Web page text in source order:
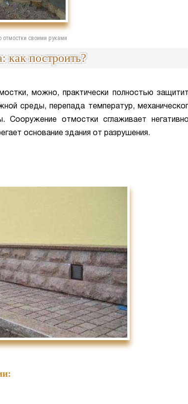
отмостки своими руками
как построить?
можно, практически полностью
среды, перепада температур,
Сооружение отмостки сглаживает
основание здания от разрушения.